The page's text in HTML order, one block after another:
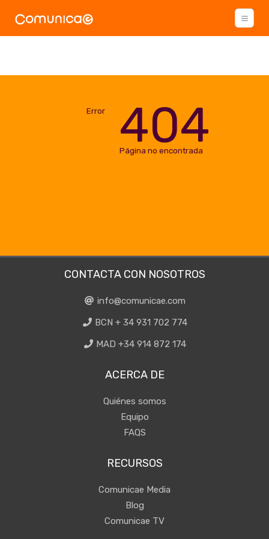
Error 404
Página no encontrada
CONTACTA CON NOSOTROS
info@comunicae.com
BCN + 34 931 702 774
MAD +34 914 872 174
ACERCA DE
Quiénes somos
Equipo
FAQS
RECURSOS
Comunicae Media
Blog
Comunicae TV